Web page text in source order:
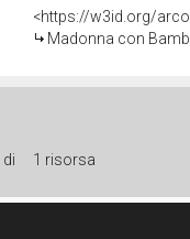
<https://w3id.org/
Madonna con
di 1 risorsa